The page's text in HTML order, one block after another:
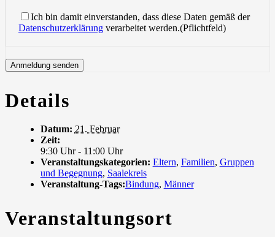
Ich bin damit einverstanden, dass diese Daten gemäß der
Datenschutzerklärung verarbeitet werden.(Pflichtfeld)
Details
Datum: 21. Februar
Zeit:
9:30 Uhr - 11:00 Uhr
Veranstaltungskategorien: Eltern, Familien, Gruppen
und Begegnung, Saalekreis
Veranstaltung-Tags:Bindung, Männer
Veranstaltungsort